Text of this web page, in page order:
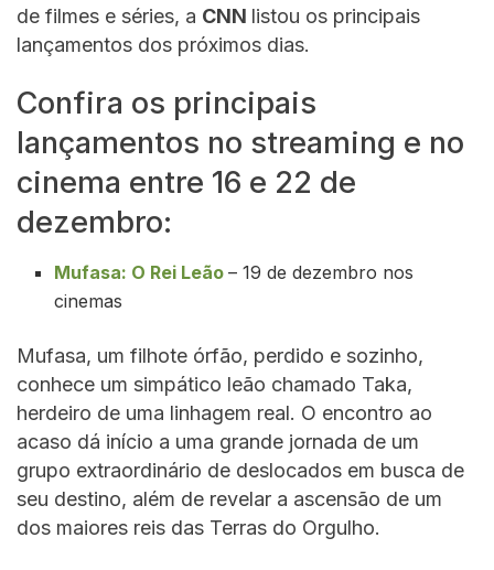
de filmes e séries, a CNN listou os principais
lançamentos dos próximos dias.
Confira os principais
lançamentos no streaming e no
cinema entre 16 e 22 de
dezembro:
Mufasa: O Rei Leão – 19 de dezembro nos
cinemas
Mufasa, um filhote órfão, perdido e sozinho,
conhece um simpático leão chamado Taka,
herdeiro de uma linhagem real. O encontro ao
acaso dá início a uma grande jornada de um
grupo extraordinário de deslocados em busca de
seu destino, além de revelar a ascensão de um
dos maiores reis das Terras do Orgulho.